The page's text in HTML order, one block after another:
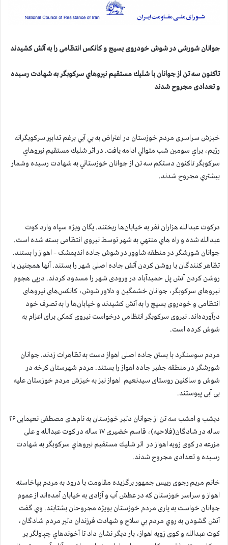
جوانان شورشی در شوش خودروی بسیج و کانکس انتظامی را به آتش کشیدند
تاکنون سه تن از جوانان با شليك مستقيم نيروهاي سركوبگر به شهادت رسيده
و تعدادی مجروح شدند
خیزش سراسری مردم خوزستان در اعتراض به بي آبي برغم تدابير سركوبگرانه
رژيم، براي سومين شب متوالي ادامه يافت. در اثر شليك مستقيم نيروهاي
سركوبگر تاکنون دستکم سه تن از جوانان خوزستاني به شهادت رسيده وشمار
بيشتري مجروح شدند.
دركوت عبدالله هزاران نفر به خیابان‌ها ریختند. يگان ويژه سپاه وارد كوت
عبدالله شده و راه هاي منتهي به شهر توسط نیروی انتظامی بسته شده است.
جوانان شورشگر در منطقه شاوور در شوش جاده اندیمشک – اهواز را بستند.
تظاهر کنندگان با روشن کردن آتش جاده اصلی شهر را بستند. آنها همچنین با
روشن کردن آتش پل حمید‌آباد در ورودی شهر را مسدود کردند. درپی هجوم
نیروهای سرکوبگر، جوانان خشمگین و دلاور شوش، کانکس‌های نیروهای
انتظامی و خودروی بسیج را به آتش کشیدند و خیابان‌ها را به تصرف خود
درآورده‌اند. نیروی سرکوبگر انتظامی درخواست نیروی کمکی برای اعزام به
شوش کرده است.
مردم سوسنگرد با بستن جاده اصلی اهواز دست به تظاهرات زدند. جوانان
شورشگر در منطقه جفیر جاده اهواز را بستند. مردم شهرستان کرخه در
شوش و ساکنین روستای سیدنعیم اهواز نیز به خیزش مردم خوزستان علیه
بی آبی پیوستند.
ديشب و امشب سه تن از جوانان دلیر خوزستان به نام‌های مصطفی نعیمایی ۲۶
ساله در شادگان(فلاحيه)، قاسم خضیری ۱۷ ساله در کوت عبدالله و علی
مزرعه در کوی زویه اهواز در اثر شليك مستقيم نيروهاي سركوبگر به شهادت
رسيده و تعدادی مجروح شدند.
خانم مريم رجوی رييس جمهور برگزيده مقاومت با درود به مردم بپاخاسته
اهواز و سراسر خوزستان که در عطش آب و آزادی به خیابان آمده‌اند از عموم
جوانان خواست به یاری مردم خوزستان بويژه مجروحان بشتابند. وي گفت
آتش گشودن به روي مردم بي سلاح و شهادت فرزندان دلير مردم شادگان،
کوت عبدالله و کوی زویه اهواز، بار ديگر نشان داد تا آخوندهاي چپاولگر بر